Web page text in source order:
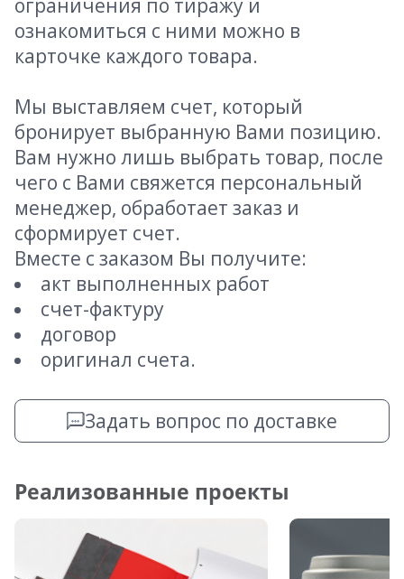
ограничения по тиражу и
ознакомиться с ними можно в
карточке каждого товара.
Мы выставляем счет, который
бронирует выбранную Вами позицию.
Вам нужно лишь выбрать товар, после
чего с Вами свяжется персональный
менеджер, обработает заказ и
сформирует счет.
Вместе с заказом Вы получите:
акт выполненных работ
счет-фактуру
договор
оригинал счета.
Задать вопрос по доставке
Реализованные проекты